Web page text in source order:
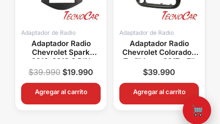
Adaptador de Radio
Adaptador Radio
Chevrolet Spark
2010-2013 2 DIN
Connection ACH-006
$39.990 $19.990
Agregar al carrito
Adaptador de Radio
Adaptador Radio
Chevrolet Colorado /
Trailblazer 2017+ 7″
Connection ACH-027
$39.990
Agregar al carrito